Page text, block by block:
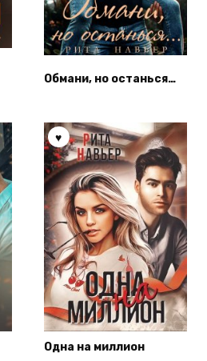
Обмани, но останься…
Одна на миллион